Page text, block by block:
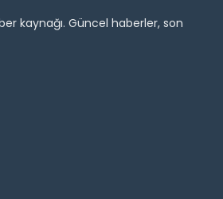
kaynağı. Güncel haberler, son